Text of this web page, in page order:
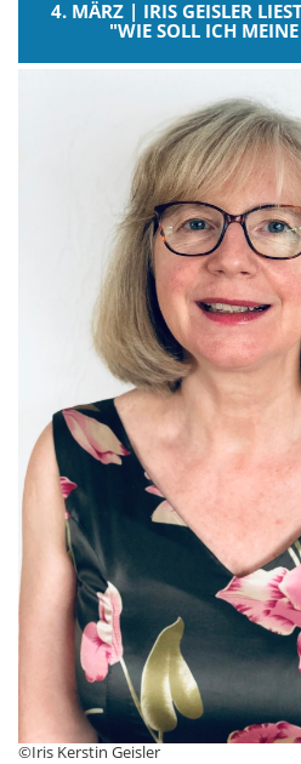
4. MÄRZ | IRIS GEISLER
"WIE SOLL ICH MEINE
©Iris Kerstin Geisler